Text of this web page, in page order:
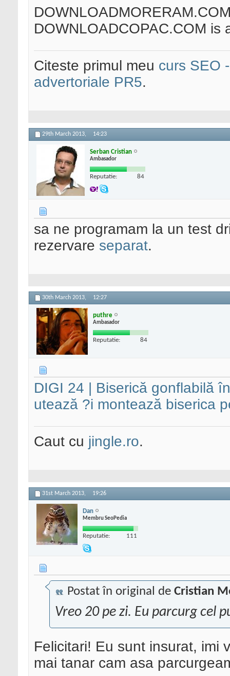
DOWNLOADCOPAC.COM is
Citeste primul meu curs SEO
advertoriale PR5.
29th March 2013, 14:23
Serban Cristian
Ambasador
Reputatie: 84
sa ne programam la un test
rezervare separat.
30th March 2013, 12:27
puthre
Ambasador
Reputatie: 84
DIGI 24 | Biserică gonflabilă
utează ?i montează biserica
Caut cu jingle.ro.
31st March 2013, 19:26
Dan
Membru SeoPedia
Reputatie: 111
Postat în original de Cristian
Vreo 20 pe zi. Eu parcurg cel
Felicitari! Eu sunt insurat, imi
mai tanar cam asa